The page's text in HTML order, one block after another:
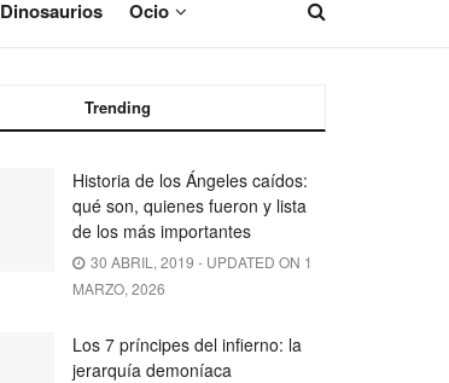
Dinosaurios Ocio
Trending
Historia de los Ángeles caídos:
qué son, quienes fueron y lista
de los más importantes
30 ABRIL, 2019 - UPDATED ON 1
MARZO, 2026
Los 7 príncipes del infierno: la
jerarquía demoníaca